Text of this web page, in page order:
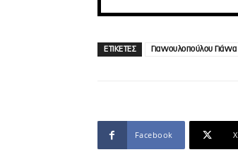
ΕΤΙΚΕΤΕΣ Γιαννουλοπούλου Γιάννα
Facebook X